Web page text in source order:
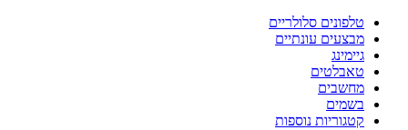
טלפונים סלולריים
מבצעים עונתיים
גיימינג
טאבלטים
מחשבים
בשמים
קטגוריות נוספות